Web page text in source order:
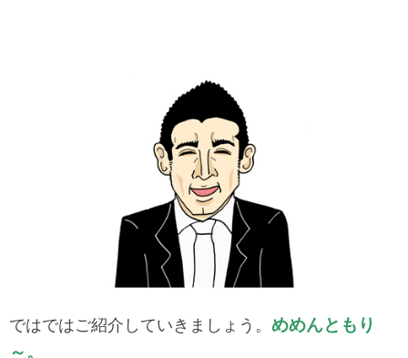
ではではご紹介していきましょう。 めめんともり
～。